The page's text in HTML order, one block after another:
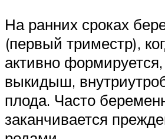
На ранних сроках
(первый триместр),
активно
выкидыш,
плода. Часто
заканчивается